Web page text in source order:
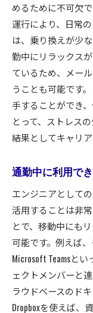
めるために不可欠
運行により、日常
は、乗り換えが少
勤中にリラックス
ているため、メー
うことも可能です
手することができ
とって、ストレス
結果としてキャリ
通勤中に利用で
エンジニアとして
活用することは非
とで、移動中にも
可能です。例えば
Microsoft Teamsと
ェクトメンバーと
ラウドベースのド
Dropboxを使えば、